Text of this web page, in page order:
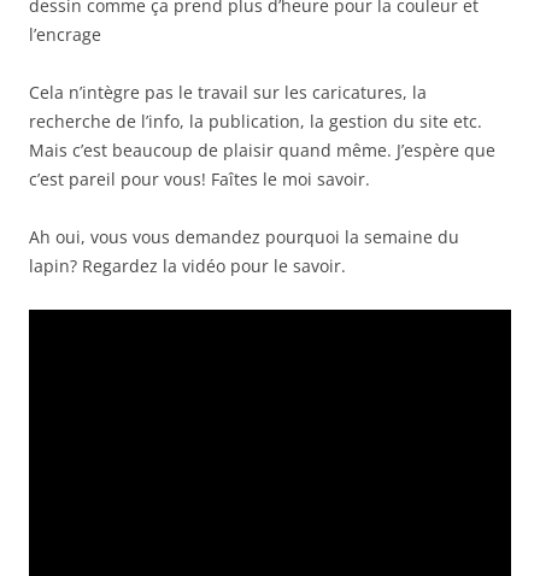
dessin comme ça prend plus d’heure pour la couleur et
l’encrage
Cela n’intègre pas le travail sur les caricatures, la
recherche de l’info, la publication, la gestion du site etc.
Mais c’est beaucoup de plaisir quand même. J’espère que
c’est pareil pour vous! Faîtes le moi savoir.
Ah oui, vous vous demandez pourquoi la semaine du
lapin? Regardez la vidéo pour le savoir.